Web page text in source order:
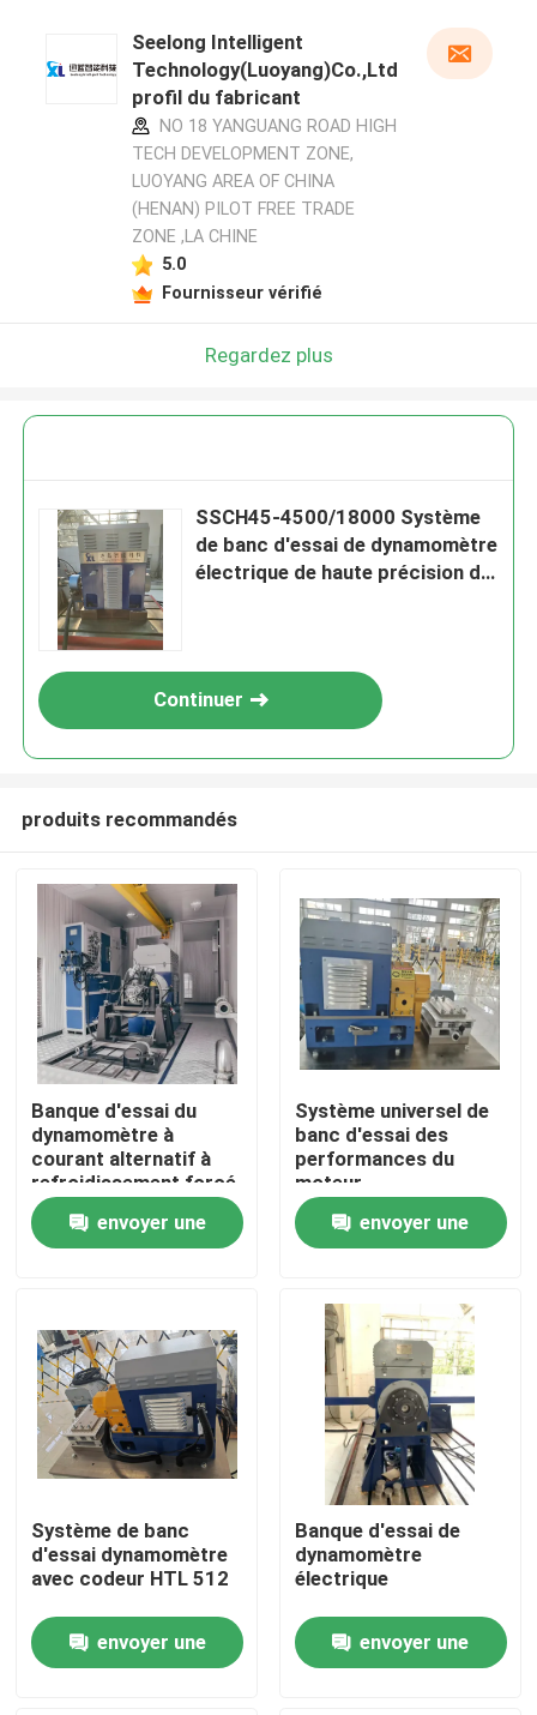
À la maison
À propos de nous
Visite de l'usine
Contactez-nous
Nouvelles
Les affaires
Dynamomètre de couple
Seelong Intelligent
Technology(Luoyang)Co.,Ltd
profil du fabricant
NO 18 YANGUANG ROAD HIGH
TECH DEVELOPMENT ZONE,
LUOYANG AREA OF CHINA
(HENAN) PILOT FREE TRADE
ZONE ,LA CHINE
5.0
Fournisseur vérifié
Regardez plus
SSCH45-4500/18000 Système
de banc d'essai de dynamomètre
électrique de haute précision de
Continuer
produits recommandés
Banque d'essai du
dynamomètre à
courant alternatif à
refroidissement forcé
envoyer une
Système universel de
banc d'essai des
performances du
moteur
envoyer une
Système de banc
d'essai dynamomètre
avec codeur HTL 512
envoyer une
Banque d'essai de
dynamomètre
électrique
envoyer une